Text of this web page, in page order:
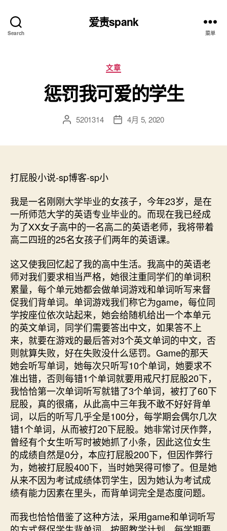
Search
爱责spank
菜单
分
类
文章
惩罚我可爱的学生
文 5201314
发 4月 5, 2020
打屁股小说-sp博客-sp小
我是一名刚刚大学毕业的女孩子，今年23岁，是在
一所师范大学的英语专业毕业的。而现在我已经成
为了XX女子高中的一名高二的英语老师，我将带着
高二四班的25名女孩子们两年的英语课。
这又使我回忆起了我的高中生活。我高中的英语老
师对我们要求相当严格，她很注重同学们的单词积
累量，每个单元她都会做单词游戏和单词听写来督
促我们背单词。单词游戏我们称它为game，每位同
学按座位依次站起来，她会给随机给出一个本单元
的英文单词，同学们需要答出中文，如果答不上
来，就要在游戏的最后答对3个英文单词的中文，否
则就算失败，好在失败没什么惩罚。Game的那天
她会听写单词，她每次只听写10个单词，她要求不
准出错，否则每错1个单词就要用戒尺打屁股20下，
我恰恰第一次单词听写就错了3个单词，被打了60下
屁股，真的很痛，从此高中三年我不敢不好好背单
词，以后的听写几乎全是100分，每学期会偶尔几次
错1个单词，从而被打20下屁股。她非常讨厌作弊，
曾经有个女生听写时被她抓了小条，因此这位女生
的成绩自然是0分，本应打屁股200下，但因作弊行
为，她被打屁股400下，当时她哭得可惨了。但是她
从来不因为考试成绩体罚学生，因为她认为考试成
绩有能力因素在里头，而背单词完全是态度问题。
而我也恰恰借鉴了这种方法，采用game和单词听写